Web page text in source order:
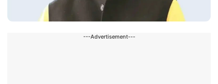
---Advertisement---